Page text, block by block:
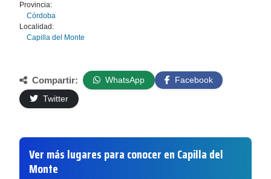
Provincia:
Córdoba
Localidad:
Capilla del Monte
Compartir: WhatsApp
Facebook
Twitter
Ver más lugares para conocer en Capilla del
Monte